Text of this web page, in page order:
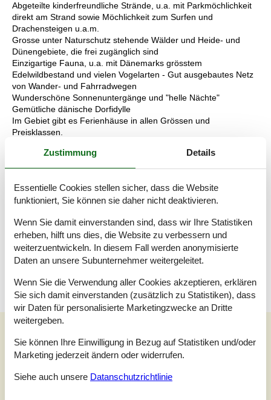
Abgeteilte kinderfreundliche Strände, u.a. mit Parkmöchlichkeit
direkt am Strand sowie Möchlichkeit zum Surfen und
Drachensteigen u.a.m.
Grosse unter Naturschutz stehende Wälder und Heide- und
Dünengebiete, die frei zugänglich sind
Einzigartige Fauna, u.a. mit Dänemarks grösstem
Edelwildbestand und vielen Vogelarten - Gut ausgebautes Netz
von Wander- und Fahrradwegen
Wunderschöne Sonnenuntergänge und "helle Nächte"
Gemütliche dänische Dorfidylle
Im Gebiet gibt es Ferienhäuse in allen Grössen und
Preisklassen.
Der Ort Blåvand bietet zahlreiche Shopping möglichkeiten,
Schmuckgeschäfte,Kerzenfabrik, Bonbonfabrik sowie viele
familienfreundliche Restaurants und Cafés.
Die Lebensmittelgeschäfte und die meisten anderen Geschäfte
haben das ganze Jahr über täglich geöffnet.
Auf dem Dienstags-Trödelmarkt, der in den Sommermonaten
veranstaltet wird, können Sie nach Lust und Laune bummeln.
Unsere Gästebewertungen
Unsere Gästebewertungen
5,0
Zustimmung Details
Essentielle Cookies stellen sicher, dass die Website
funktioniert, Sie können sie daher nicht deaktivieren.
Wenn Sie damit einverstanden sind, dass wir Ihre Statistiken
erheben, hilft uns dies, die Website zu verbessern und
weiterzuentwickeln. In diesem Fall werden anonymisierte
Daten an unsere Subunternehmer weitergeleitet.
Wenn Sie die Verwendung aller Cookies akzeptieren, erklären
Sie sich damit einverstanden (zusätzlich zu Statistiken), dass
wir Daten für personalisierte Marketingzwecke an Dritte
weitergeben.
Sie können Ihre Einwilligung in Bezug auf Statistiken und/oder
Marketing jederzeit ändern oder widerrufen.
Siehe auch unsere Datanschutzrichtlinie